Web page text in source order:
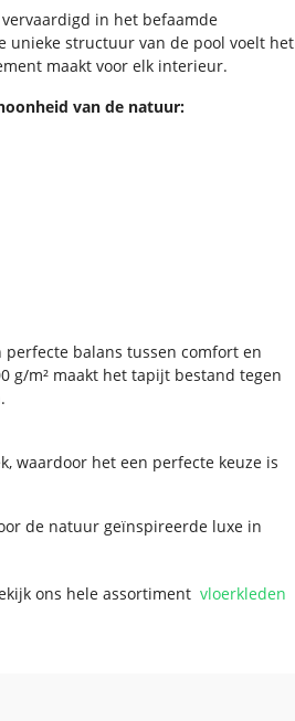
in het befaamde
unieke structuur van de pool voelt het
maakt voor elk interieur.
van de natuur:
balans tussen comfort en
g/m² maakt het tapijt bestand tegen
waardoor het een perfecte keuze is
de natuur geïnspireerde luxe in
ons hele assortimentvloerkleden